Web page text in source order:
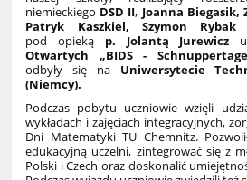
niemieckiego DSD II, Joanna Biegasik,
Patryk Kaszkiel, Szymon
pod opieką p. Jolantą Jurewicz
Otwartych „BIDS -
odbyły się na Uniwersytecie
(Niemcy).
Podczas pobytu uczniowie wzięli
wykładach i zajęciach integracyjnych,
Dni Matematyki TU Chemnitz.
edukacyjną uczelni, zintegrować się z
Polski i Czech oraz doskonalić